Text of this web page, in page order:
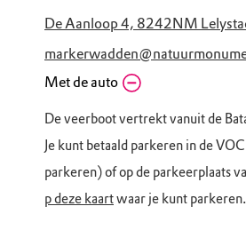
De Aanloop 4, 8242NM
Met de auto
De veerboot vertrekt vanuit de
Je kunt betaald parkeren in de
parkeren) of op de parkeerplaats
p deze kaartwaar je kunt parkeren.